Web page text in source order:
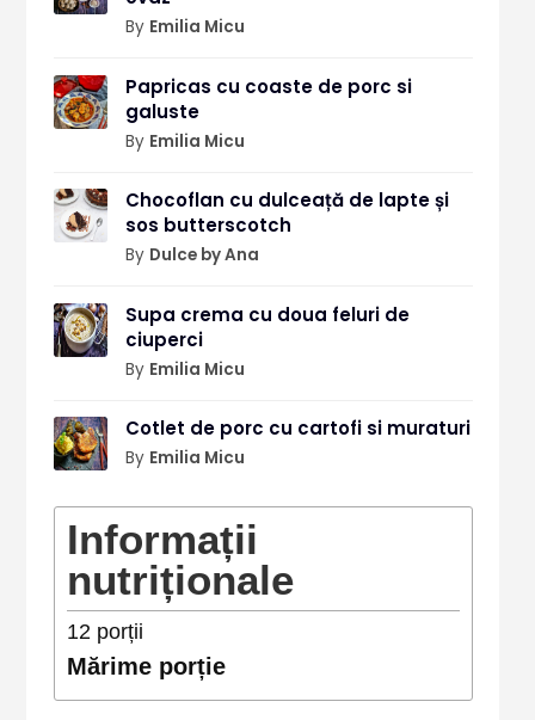
By Emilia Micu
Papricas cu coaste de porc si
galuste
By Emilia Micu
Chocoflan cu dulceață de lapte și
sos butterscotch
By Dulce by Ana
Supa crema cu doua feluri de
ciuperci
By Emilia Micu
Cotlet de porc cu cartofi si muraturi
By Emilia Micu
Informații
nutriționale
12 porții
Mărime porție